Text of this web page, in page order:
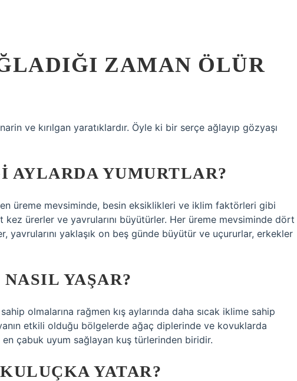
ZAMAN ÖLÜR
ve kırılgan yaratıklardır. Öyle ki bir serçe ağlayıp gözyaşı
AYLARDA YUMURTLAR?
üreme mevsiminde, besin eksiklikleri ve iklim faktörleri gibi
ürerler ve yavrularını büyütürler. Her üreme mevsiminde dört
yavrularını yaklaşık on beş günde büyütür ve uçururlar, erkekler
YAŞAR?
olmalarına rağmen kış aylarında daha sıcak iklime sahip
etkili olduğu bölgelerde ağaç diplerinde ve kovuklarda
çabuk uyum sağlayan kuş türlerinden biridir.
YATAR?